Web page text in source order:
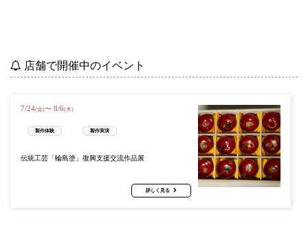
店舗で開催中のイベント
7/24(金)〜 8/6(木)
製作体験 製作実演
伝統工芸「輪島塗」復興支援交流作品展
詳しく見る